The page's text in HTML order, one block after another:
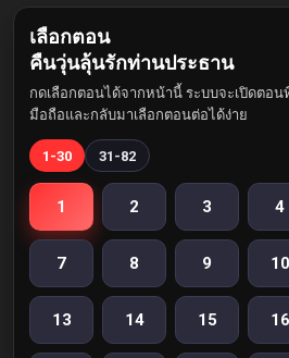
เลือกตอน
คืนวุ่นลุ้นรักท่านประธาน
กดเลือกตอนได้จากหน้านี้ ระบบจะเปิดตอ
มือถือและกลับมาเลือกตอนต่อได้ง่าย
1-30 31-82
1 2 3 4
7 8 9 10
13 14 15 16